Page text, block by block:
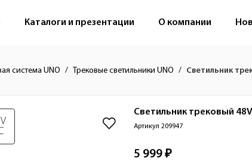
Каталоги и презентации О компании
система UNO Трековые светильники UNO Светильник
Светильник трековый
Артикул 209947
5 999 ₽